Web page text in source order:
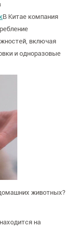
В Китае компания
включая
и одноразовые
животных?
на